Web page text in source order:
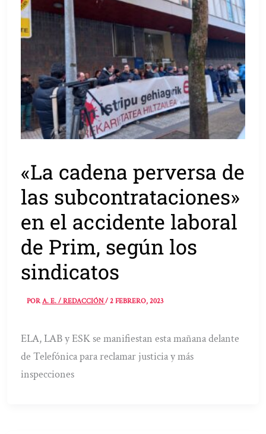
«La cadena perversa de
las subcontrataciones»
en el accidente laboral
de Prim, según los
sindicatos
PORA. E. / REDACCIÓN/2 FEBRERO, 2023
ELA, LAB y ESK se manifiestan esta mañana delante
de Telefónica para reclamar justicia y más
inspecciones